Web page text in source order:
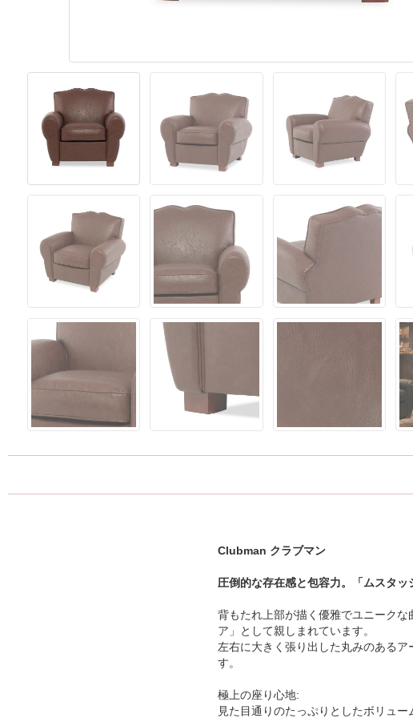
Clubman クラブマン
圧倒的な存在感と包容力。「ムスタ
背もたれ上部が描く優雅でユニーク
ア」として親しまれています。
左右に大きく張り出した丸みのある
す。
極上の座り心地:
見た目通りのたっぷりとしたボリュー